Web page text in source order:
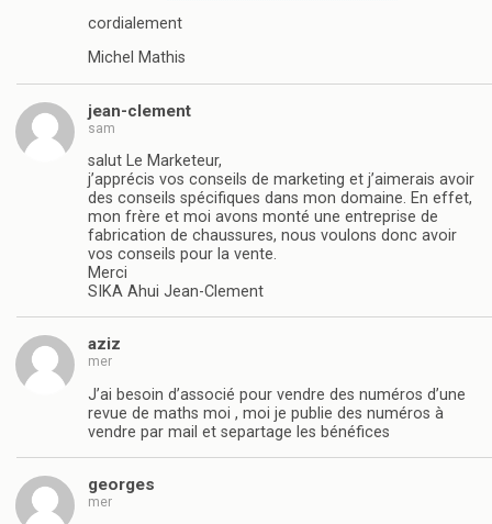
cordialement
Michel Mathis
jean-clement
sam
salut Le Marketeur,
j’apprécis vos conseils de marketing et j’aimerais avoir
des conseils spécifiques dans mon domaine. En effet,
mon frère et moi avons monté une entreprise de
fabrication de chaussures, nous voulons donc avoir
vos conseils pour la vente.
Merci
SIKA Ahui Jean-Clement
aziz
mer
J’ai besoin d’associé pour vendre des numéros d’une
revue de maths moi , moi je publie des numéros à
vendre par mail et separtage les bénéfices
georges
mer